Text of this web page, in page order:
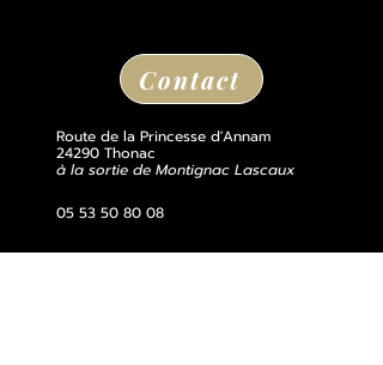
Contact
Route de la Princesse d'Annam
24290 Thonac
à la sortie de Montignac Lascaux
05 53 50 80 08